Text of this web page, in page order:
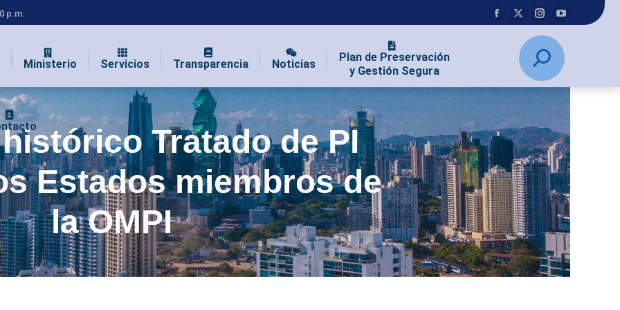
p.m.
Ministerio Servicios Transparencia Noticias
Plan de Preservación
y Gestión Segura
Tratado de PI
Estados miembros de
la OMPI